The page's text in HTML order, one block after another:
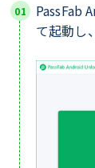
PassFab
て起動し